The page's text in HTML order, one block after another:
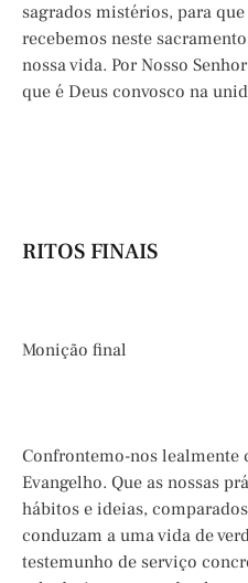
sagrados mistérios, para
recebemos neste
nossa vida. Por Nosso
que é Deus convosco na
RITOS FINAIS
Monição final
Confrontemo-nos lealmente
Evangelho. Que as nossas
hábitos e ideias,
conduzam a uma vida de
testemunho de serviço